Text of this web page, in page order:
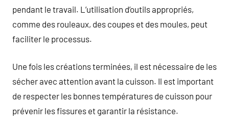
pendant le travail. L’utilisation d’outils appropriés,
comme des rouleaux, des coupes et des moules, peut
faciliter le processus.
Une fois les créations terminées, il est nécessaire de les
sécher avec attention avant la cuisson. Il est important
de respecter les bonnes températures de cuisson pour
prévenir les fissures et garantir la résistance.